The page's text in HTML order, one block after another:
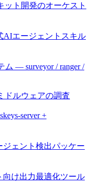
ット開発のオーケスト
AIエージェントスキル
ム — surveyor / ranger /
ドルウェアの調査
server +
ジェント検出パッケー
け出力最適化ツール